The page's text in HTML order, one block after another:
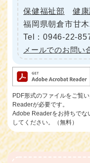
保健福祉部 健康
福岡県朝倉市甘
Tel：0946-22-
メールでのお問い
PDF形式のファイルをご覧
Readerが必要です。
Adobe Readerをお持ちでな
してください。（無料）